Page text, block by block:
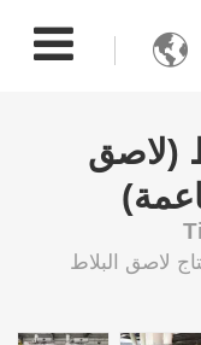

(لاصق
لاصق البلاط